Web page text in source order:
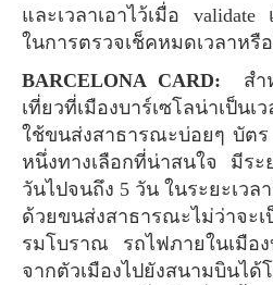
และเวลาเอาไว้เมื่อ
ในการตรวจเช็คหมดเวลาหรื
BARCELONA CARD: สำห
เที่ยวที่เมืองบาร์เซโลน่าเป็น
ใช้ขนส่งสาธารณะบ่อยๆ บัตร
หนึ่งทางเลือกที่น่าสนใจ มีระ
วันไปจนถึง 5 วัน ในระยะเว
ด้วยขนส่งสาธารณะไม่ว่าจะ
รมโบราณ รถไฟภายในเมือ
จากตัวเมืองไปยังสนามบินได้